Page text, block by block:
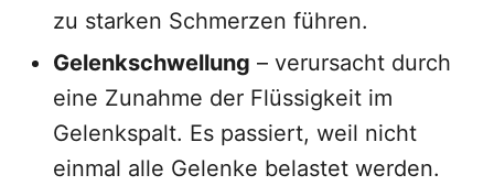
zu starken Schmerzen führen.
Gelenkschwellung – verursacht durch
eine Zunahme der Flüssigkeit im
Gelenkspalt. Es passiert, weil nicht
einmal alle Gelenke belastet werden.